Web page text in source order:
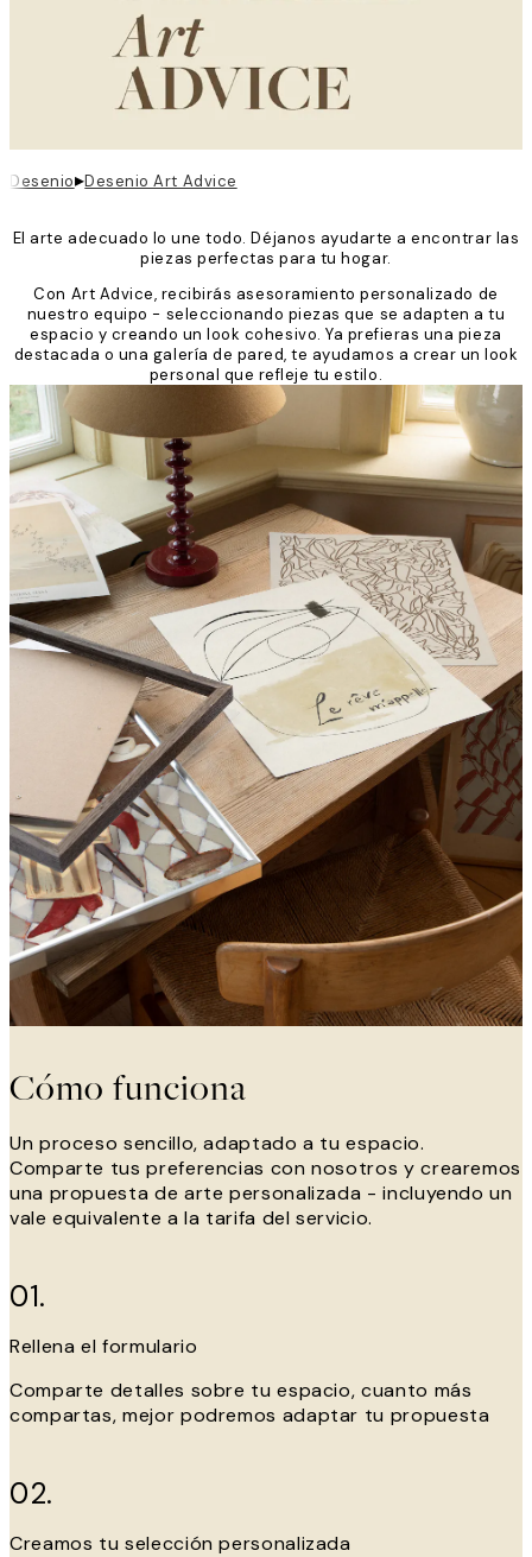
Desenio▸Desenio Art Advice
El arte adecuado lo une todo. Déjanos ayudarte a encontrar las
piezas perfectas para tu hogar.
Con Art Advice, recibirás asesoramiento personalizado de
nuestro equipo - seleccionando piezas que se adapten a tu
espacio y creando un look cohesivo. Ya prefieras una pieza
destacada o una galería de pared, te ayudamos a crear un look
personal que refleje tu estilo.
Cómo funciona
Un proceso sencillo, adaptado a tu espacio.
Comparte tus preferencias con nosotros y crearemos
una propuesta de arte personalizada - incluyendo un
vale equivalente a la tarifa del servicio.
01.
Rellena el formulario
Comparte detalles sobre tu espacio, cuanto más
compartas, mejor podremos adaptar tu propuesta
02.
Creamos tu selección personalizada